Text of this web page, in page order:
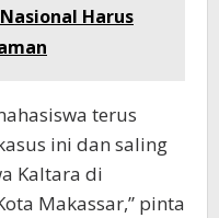
Harus
terus
ini dan saling
Kaltara di
Makassar,” pinta